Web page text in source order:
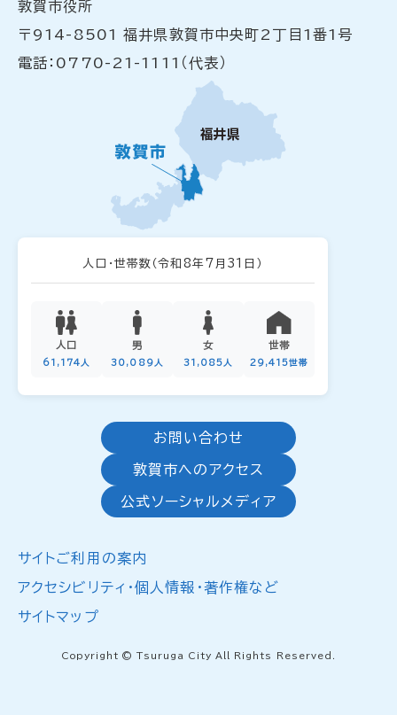
敦賀市役所
〒914-8501 福井県敦賀市中央町2丁目1番1号
電話：0770-21-1111（代表）
人口・世帯数 （令和8年7月31日）
人口
61,174人
男
30,089人
女
31,085人
世帯
29,415世帯
お問い合わせ
敦賀市へのアクセス
公式ソーシャルメディア
サイトご利用の案内
アクセシビリティ・個人情報・著作権など
サイトマップ
Copyright © Tsuruga City All Rights Reserved.